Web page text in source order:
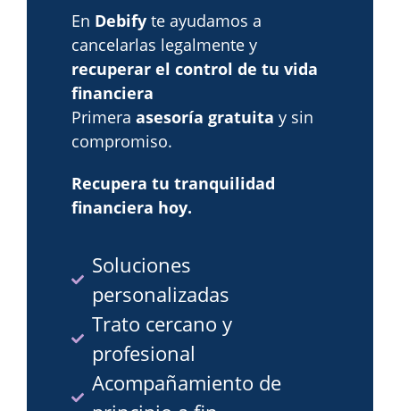
En Debify te ayudamos a
cancelarlas legalmente y
recuperar el control de tu vida
financiera
Primera asesoría gratuita y sin
compromiso.
Recupera tu tranquilidad
financiera hoy.
Soluciones
personalizadas
Trato cercano y
profesional
Acompañamiento de